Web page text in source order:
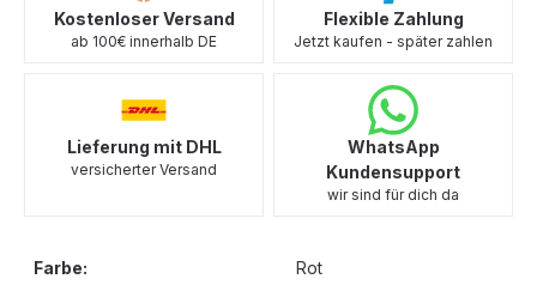
Kostenloser Versand
ab 100€ innerhalb DE
Flexible Zahlung
Jetzt kaufen - später zahlen
Lieferung mit DHL
versicherter Versand
WhatsApp
Kundensupport
wir sind für dich da
Farbe: Rot